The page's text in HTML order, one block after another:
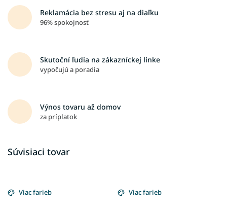
Reklamácia bez stresu aj na diaľku
96% spokojnosť
Skutoční ľudia na zákazníckej linke
vypočujú a poradia
Výnos tovaru až domov
za príplatok
Súvisiaci tovar
Viac farieb Viac farieb